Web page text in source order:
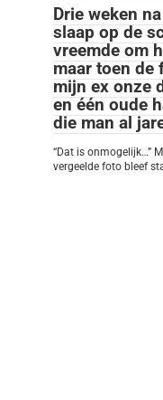
Drie weken
slaap op de
vreemde om
maar toen de
mijn ex onze
en één oude
die man al
“Dat is onmogelijk…”
vergeelde foto bleef